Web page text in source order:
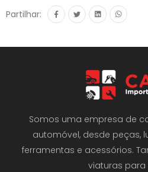
Partilhar:
Somos uma empresa de
automóvel, desde peças,
ferramentas e acessórios.
viaturas para